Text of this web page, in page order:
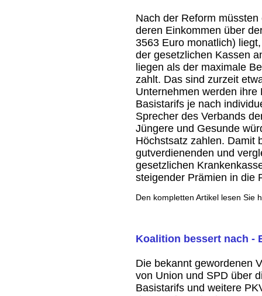
Nach der Reform
deren Einkommen über
3563 Euro monatlich)
der gesetzlichen Kassen
liegen als der maximale
zahlt. Das sind zurzeit
Unternehmen werden
Basistarifs je nach
Sprecher des Verbands
Jüngere und Gesunde
Höchstsatz zahlen. Damit
gutverdienenden und
gesetzlichen
steigender Prämien in die
Den kompletten Artikel lesen Sie
Koalition bessert nach -
Die bekannt gewordenen
von Union und SPD über
Basistarifs und weitere